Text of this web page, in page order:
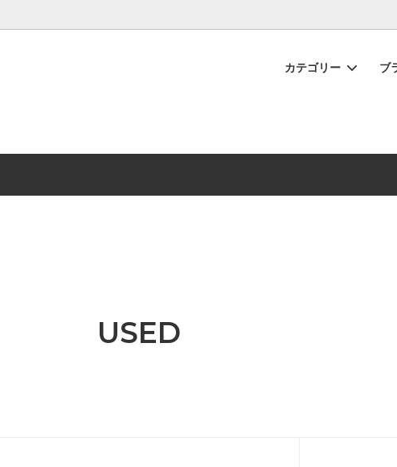
カテゴリー
Militaryボトムス
ブ
USED